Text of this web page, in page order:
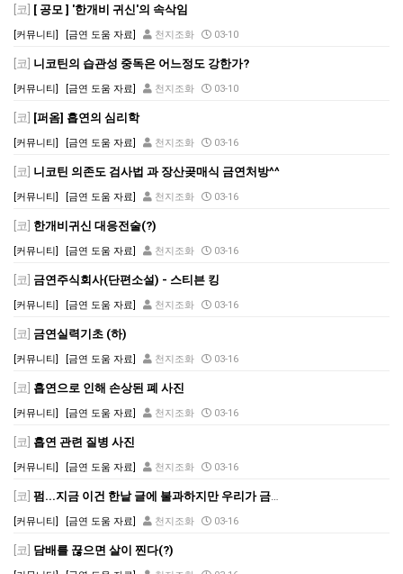
[코] [ 공모 ] '한개비 귀신'의 속삭임
[커뮤니티] [금연 도움 자료] 천지조화 03-10
[코] 니코틴의 습관성 중독은 어느정도 강한가?
[커뮤니티] [금연 도움 자료] 천지조화 03-10
[코] [퍼옴] 흡연의 심리학
[커뮤니티] [금연 도움 자료] 천지조화 03-16
[코] 니코틴 의존도 검사법 과 장산곶매식 금연처방^^
[커뮤니티] [금연 도움 자료] 천지조화 03-16
[코] 한개비귀신 대응전술(?)
[커뮤니티] [금연 도움 자료] 천지조화 03-16
[코] 금연주식회사(단편소설) - 스티븐 킹
[커뮤니티] [금연 도움 자료] 천지조화 03-16
[코] 금연실력기초 (하)
[커뮤니티] [금연 도움 자료] 천지조화 03-16
[코] 흡연으로 인해 손상된 폐 사진
[커뮤니티] [금연 도움 자료] 천지조화 03-16
[코] 흡연 관련 질병 사진
[커뮤니티] [금연 도움 자료] 천지조화 03-16
[코] 펌...지금 이건 한낱 글에 불과하지만 우리가 금연하지 않으면 언젠가 닥쳐야 할 일이기에..퍼옵니다.
[커뮤니티] [금연 도움 자료] 천지조화 03-16
[코] 담배를 끊으면 살이 찐다(?)